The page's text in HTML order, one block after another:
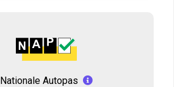
Nationale Autopas